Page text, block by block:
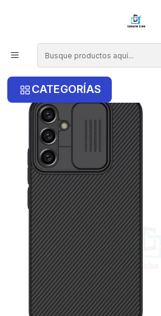
CATEGORÍAS
Inicio Samsung
Carcasa Nillkin Camshield